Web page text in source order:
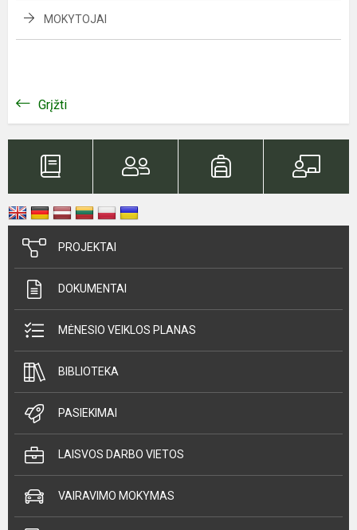
MOKYTOJAI
Grįžti
PROJEKTAI
DOKUMENTAI
MĖNESIO VEIKLOS PLANAS
BIBLIOTEKA
PASIEKIMAI
LAISVOS DARBO VIETOS
VAIRAVIMO MOKYMAS